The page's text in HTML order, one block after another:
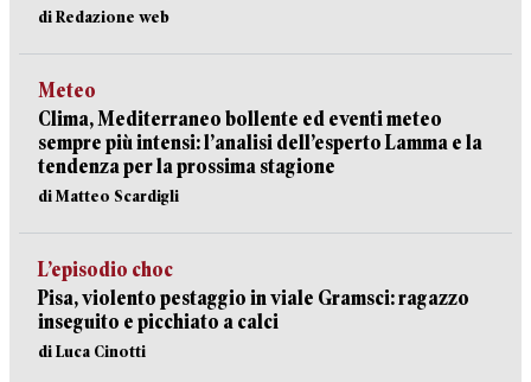
di Redazione web
Meteo
Clima, Mediterraneo bollente ed eventi meteo
sempre più intensi: l’analisi dell’esperto Lamma e la
tendenza per la prossima stagione
di Matteo Scardigli
L’episodio choc
Pisa, violento pestaggio in viale Gramsci: ragazzo
inseguito e picchiato a calci
di Luca Cinotti